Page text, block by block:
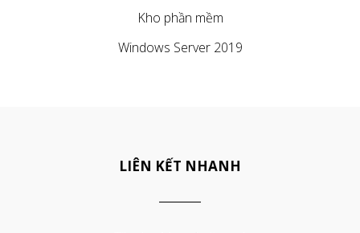
Kho phần mềm
Windows Server 2019
LIÊN KẾT NHANH